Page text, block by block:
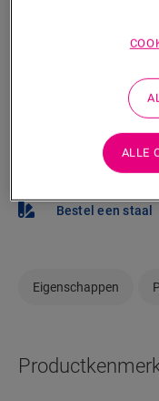
Weet je niet
behoeften past?
Bestel een staal
Eigenschappen
ALLE